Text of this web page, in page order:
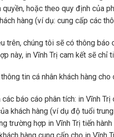
hoặc theo quy định của
hàng (ví dụ: cung cấp các
trên, chúng tôi sẽ có thông
này, in Vĩnh Trị cam kết sẽ
tin cá nhân khách hàng
báo cáo phân tích: in Vĩnh
khách hàng (ví dụ độ tuổi
trường hợp in Vĩnh Trị tiến